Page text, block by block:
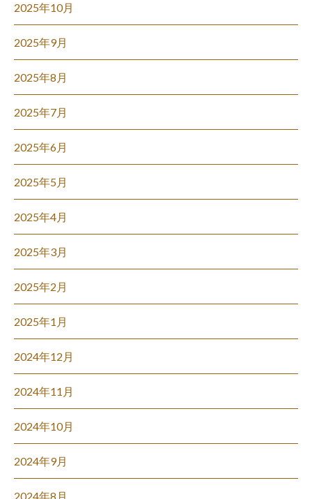
2025年10月
2025年9月
2025年8月
2025年7月
2025年6月
2025年5月
2025年4月
2025年3月
2025年2月
2025年1月
2024年12月
2024年11月
2024年10月
2024年9月
2024年8月